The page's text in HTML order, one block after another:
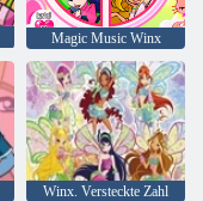
Magic Music Winx
Winx. Versteckte Zahl